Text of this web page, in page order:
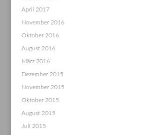
April 2017
November 2016
Oktober 2016
August 2016
März 2016
Dezember 2015
November 2015
Oktober 2015
August 2015
Juli 2015